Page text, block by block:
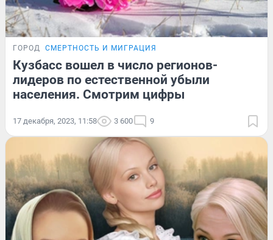
ГОРОД СМЕРТНОСТЬ И МИГРАЦИЯ
Кузбасс вошел в число регионов-
лидеров по естественной убыли
населения. Смотрим цифры
17 декабря, 2023, 11:58 3 600 9